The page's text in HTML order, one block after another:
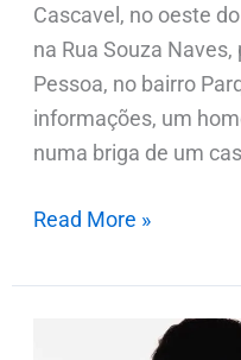
Cascavel, no oeste
na Rua Souza
Pessoa, no bairro
informações, um
numa briga de um
Read More »